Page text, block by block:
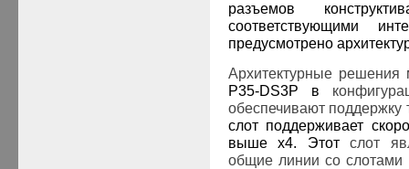
разъемов
соответствующими
предусмотрено
Архитектурные
P35-DS3P в
обеспечивают поддержку
слот поддерживает
выше х4. Этотслот
общие линии со слотами